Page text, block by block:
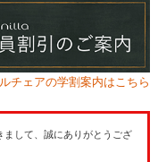
チェアの学割案内はこちら
まして、誠にありがとうござ